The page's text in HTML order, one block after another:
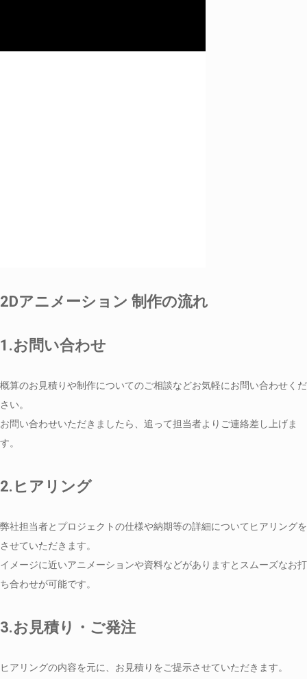
2Dアニメーション 制作の流れ
1.お問い合わせ
概算のお見積りや制作についてのご相談などお気軽にお問い合わせくだ
さい。
お問い合わせいただきましたら、追って担当者よりご連絡差し上げま
す。
2.ヒアリング
弊社担当者とプロジェクトの仕様や納期等の詳細についてヒアリングを
させていただきます。
イメージに近いアニメーションや資料などがありますとスムーズなお打
ち合わせが可能です。
3.お見積り・ご発注
ヒアリングの内容を元に、お見積りをご提示させていただきます。